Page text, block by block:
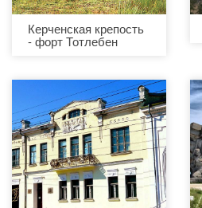
Керченская крепость
- форт Тотлебен